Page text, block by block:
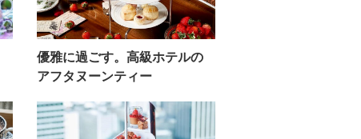
優雅に過ごす。高級ホテルの
アフタヌーンティー